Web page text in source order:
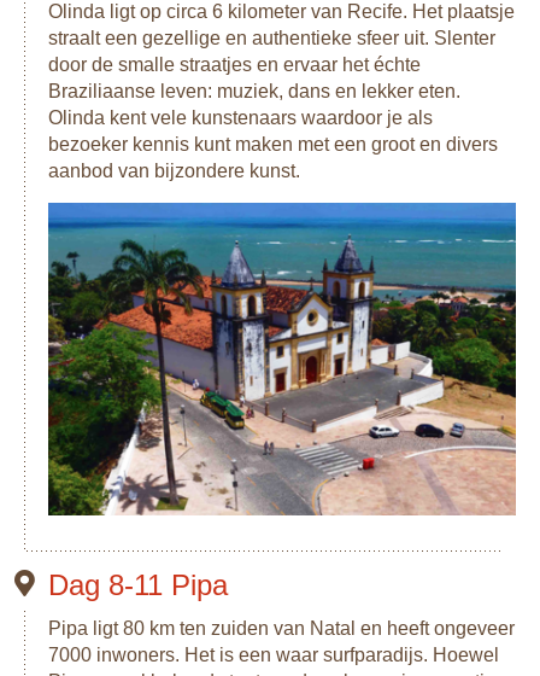
Olinda ligt op circa 6 kilometer van Recife. Het plaatsje
straalt een gezellige en authentieke sfeer uit. Slenter
door de smalle straatjes en ervaar het échte
Braziliaanse leven: muziek, dans en lekker eten.
Olinda kent vele kunstenaars waardoor je als
bezoeker kennis kunt maken met een groot en divers
aanbod van bijzondere kunst.
Dag 8-11 Pipa
Pipa ligt 80 km ten zuiden van Natal en heeft ongeveer
7000 inwoners. Het is een waar surfparadijs. Hoewel